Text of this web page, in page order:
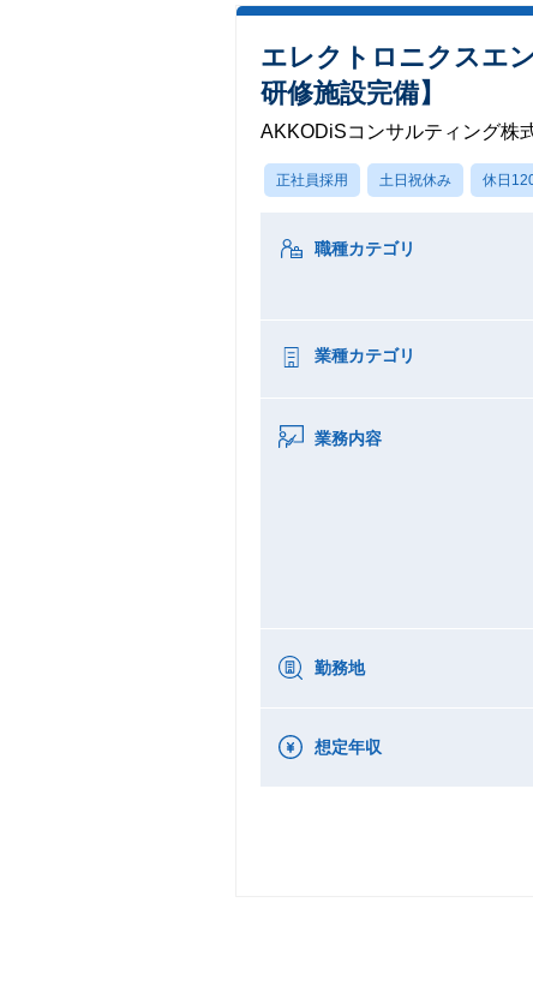
エレクトロニクスエ
研修施設完備】
AKKODiSコンサルティング株
正社員採用 土日祝休み 休日
職種カテゴリ
業種カテゴリ
業務内容
勤務地
想定年収